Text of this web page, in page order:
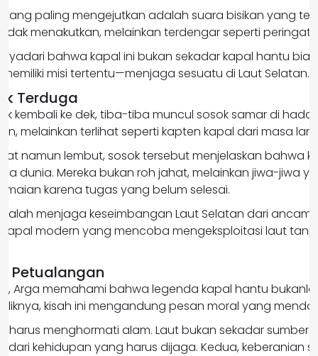
yang paling mengejutkan adalah suara bisikan yang
menakutkan, melainkan terdengar seperti
bahwa kapal ini bukan sekadar kapal hantu
misi tertentu—menjaga sesuatu di Laut Selatan.
Terduga
kembali ke dek, tiba-tiba muncul sosok samar di
melainkan terlihat seperti kapten kapal dari masa
namun lembut, sosok tersebut menjelaskan bahwa
dunia. Mereka bukan roh jahat, melainkan jiwa-jiwa
karena tugas yang belum selesai.
menjaga keseimbangan Laut Selatan dari
kapal modern yang mencoba mengeksploitasi laut
Petualangan
Arga memahami bahwa legenda kapal hantu
kisah ini mengandung pesan moral yang
harus menghormati alam. Laut bukan sekadar sumber
dari kehidupan yang harus dijaga. Kedua, keberanian